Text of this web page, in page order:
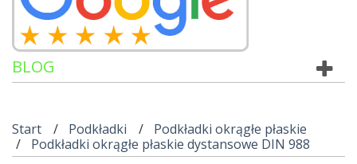
BLOG
Start Podkładki
Podkładki okrągłe płaskie
Podkładki okrągłe płaskie dystansowe DIN 988